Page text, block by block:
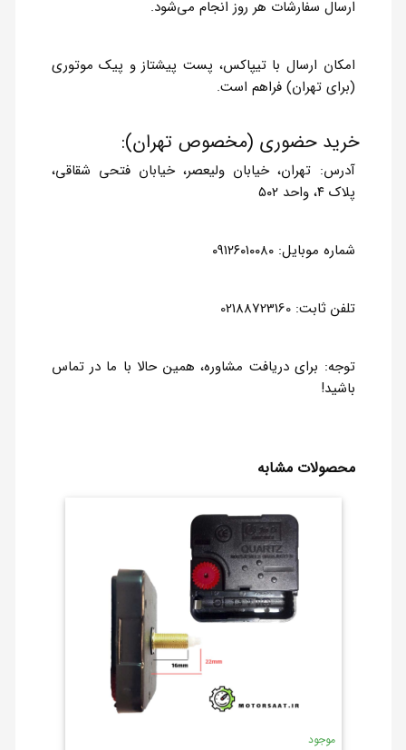
ارسال سفارشات هر روز انجام می‌شود.
امکان ارسال با تیپاکس، پست پیشتاز و پیک موتوری
(برای تهران) فراهم است.
خرید حضوری (مخصوص تهران):
آدرس: تهران، خیابان ولیعصر، خیابان فتحی شقاقی،
پلاک ۴، واحد ۵۰۲
شماره موبایل: ۰۹۱۲۶۰۱۰۰۸۰
تلفن ثابت: 02188723160
توجه: برای دریافت مشاوره، همین حالا با ما در تماس
باشید!
محصولات مشابه
موجود